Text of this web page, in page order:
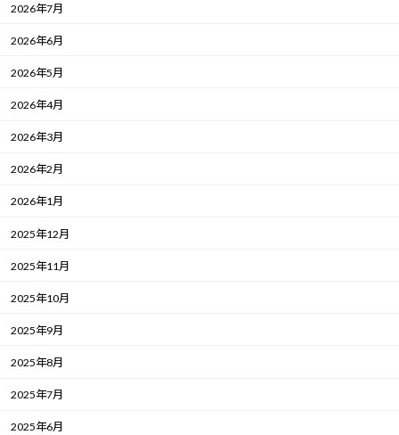
2026年7月
2026年6月
2026年5月
2026年4月
2026年3月
2026年2月
2026年1月
2025年12月
2025年11月
2025年10月
2025年9月
2025年8月
2025年7月
2025年6月